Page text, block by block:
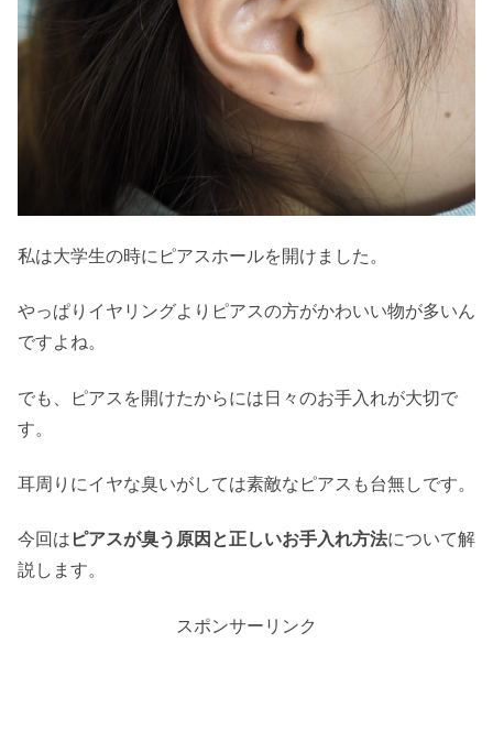
私は大学生の時にピアスホールを開けました。
やっぱりイヤリングよりピアスの方がかわいい物が多いん
ですよね。
でも、ピアスを開けたからには日々のお手入れが大切で
す。
耳周りにイヤな臭いがしては素敵なピアスも台無しです。
今回は ピアスが臭う原因と正しいお手入れ方法について解
説します。
スポンサーリンク